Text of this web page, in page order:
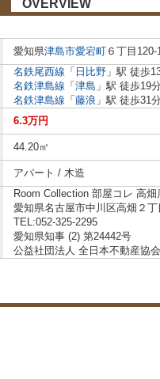
OVERVIEW
愛知県津島市愛宕町 ６丁目120-
名鉄尾西線 「 日比野 」駅 徒歩
名鉄津島線 「 津島 」駅 徒歩19分
名鉄津島線 「 藤浪 」駅 徒歩31分
6.3万円
44.20㎡
アパート / 木造
Room Collection 部屋コレ 高畑
愛知県名古屋市中川区高畑２
TEL:052-325-2295
愛知県知事 (2) 第24442号
公益社団法人 全日本不動産協